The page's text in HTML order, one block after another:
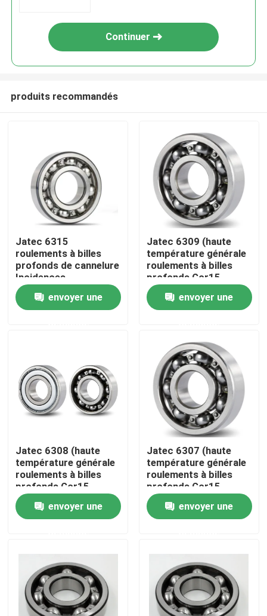
Domicile
Des produits
À propos de nous
Visite de l'usine
Contrôle de qualité
Nous contacter
Cas
Roulement à rouleaux industriel
Continuer
produits recommandés
Jatec 6315
roulements à billes
profonds de cannelure
Incidences
industrielles Gcr15
Chine de réducteur
envoyer une
Jatec 6309 (haute
température générale
roulements à billes
profonds Gcr15
45×100×25 de
cannelure de moteur)
envoyer une
Jatec 6308 (haute
température générale
roulements à billes
profonds Gcr15
40×90×23 de
cannelure de moteur)
envoyer une
Jatec 6307 (haute
température générale
roulements à billes
profonds Gcr15
35×80×21 de
cannelure de moteur)
envoyer une